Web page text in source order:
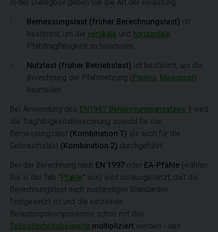
In der Dialogbox geben Sie die Art der Belastung:
Bemessungslast (früher Berechnungslast) ist
bestimmt, um die vertikale und horizontale
Pfahltragfähigkeit zu beurteilen.
Nutzlast (früher Betriebslast) ist bestimmt, um die
Berechnung der Pfahlsetzung ( Poulos, Masopust)
beurteilen.
Bei Anwendung des EN1997 Bemessungsansatzes 1 wird
die Tragfähigkeitsberechnung sowohl für die
Bemessungslast (Kombination 1) als auch für die
Gebrauchslast (Kombination 2) durchgeführt.
Bei der Berechnung nach EN 1997 oder EA-Pfähle (wählen
Sie in der Tab "Pfähle" aus) wird vorausgesetzt, daß die
Berechnungslast nach zuständigen Standarden
festgesetzt ist und die einzelnen
Belastungskomponenten schon mit den
Teilsicherheitsbeiwerte multipliziert werden - das